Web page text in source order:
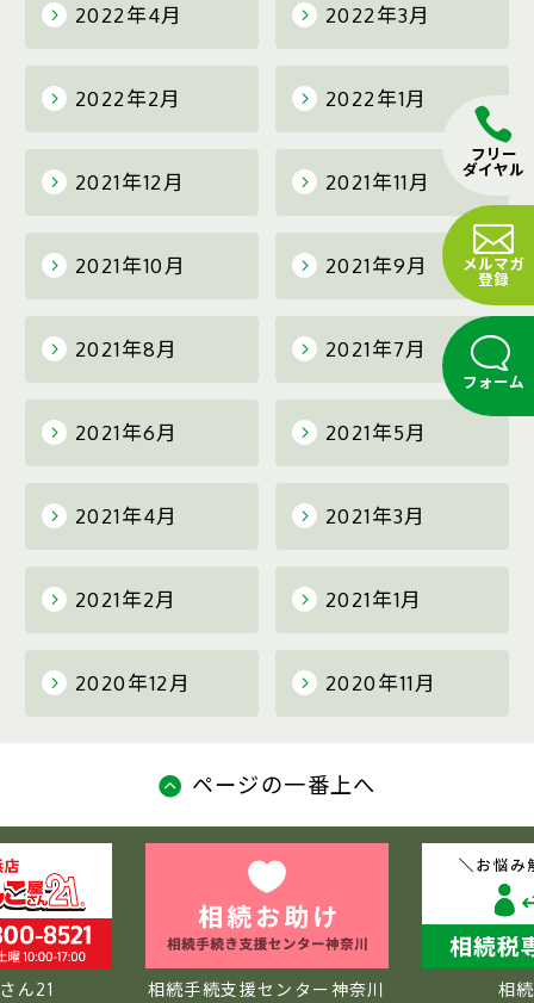
フリー
ダイヤル
メルマガ
登録
フォーム
2022年4月 2022年3月
2022年2月 2022年1月
2021年12月 2021年11月
2021年10月 2021年9月
2021年8月 2021年7月
2021年6月 2021年5月
2021年4月 2021年3月
2021年2月 2021年1月
2020年12月 2020年11月
ページの一番上へ
ん21 相続手続支援センター神奈川 相